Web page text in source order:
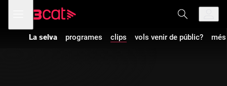
navegació
principal
menú
de
La selva programes clips vols venir de públic?